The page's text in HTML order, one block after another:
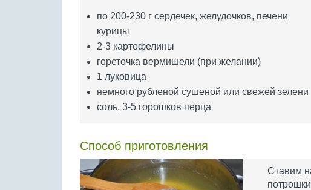
по 200-230 г сердечек, желудочков, печени
курицы
2-3 картофелины
горсточка вермишели (при желании)
1 луковица
немного рубленой сушеной или свежей зелени
соль, 3-5 горошков перца
Способ приготовления
Ставим